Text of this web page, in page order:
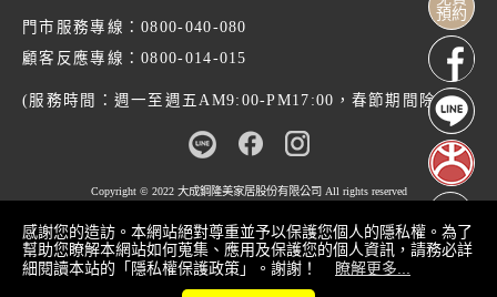
門市服務專線：0800-040-080
顧客反應專線：0800-014-015
(服務時間：週一至週五AM9:00-PM17:00，春節期間除外)
Copyright © 2022 大成鋼隆美家居股份有限公司 All rights reserved
預約
感謝您的造訪。本網站絕對尊重並予以保護您個人的隱私權。為了
幫助您瞭解本網站如何蒐集、應用及保護您的個人資訊，請務必詳
細閱讀本站的「隱私權保護政策」。謝謝！
瞭解更多...